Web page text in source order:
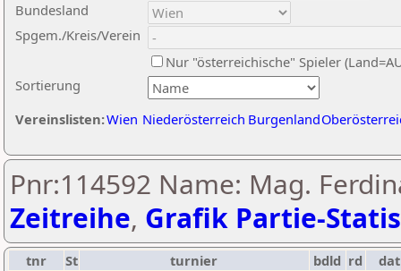
Sortierung
Bundesland
Spgem./Kreis/Verein
Nur "österreichische" Spieler
Vereinslisten:Wien Niederösterreich Burgenland
Pnr:114592 Name: Mag.
Zeitreihe, Grafik Partie-
tnr St turnier bdld rd